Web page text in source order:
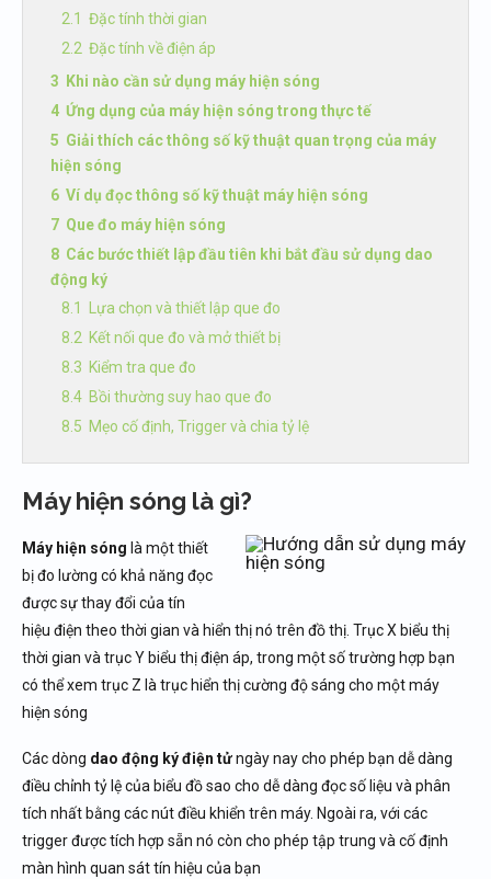
Đặc tính thời gian
Đặc tính về điện áp
Khi nào cần sử dụng máy hiện sóng
Ứng dụng của máy hiện sóng trong thực tế
Giải thích các thông số kỹ thuật quan trọng của máy
hiện sóng
Ví dụ đọc thông số kỹ thuật máy hiện sóng
Que đo máy hiện sóng
Các bước thiết lập đầu tiên khi bắt đầu sử dụng dao
động ký
Lựa chọn và thiết lập que đo
Kết nối que đo và mở thiết bị
Kiểm tra que đo
Bồi thường suy hao que đo
Mẹo cố định, Trigger và chia tỷ lệ
Máy hiện sóng là gì?
Máy hiện sóng là một thiết
bị đo lường có khả năng đọc
được sự thay đổi của tín
hiệu điện theo thời gian và hiển thị nó trên đồ thị. Trục X biểu thị
thời gian và trục Y biểu thị điện áp, trong một số trường hợp bạn
có thể xem trục Z là trục hiển thị cường độ sáng cho một máy
hiện sóng
Các dòng dao động ký điện tửngày nay cho phép bạn dễ dàng
điều chỉnh tỷ lệ của biểu đồ sao cho dễ dàng đọc số liệu và phân
tích nhất bằng các nút điều khiển trên máy. Ngoài ra, với các
trigger được tích hợp sẵn nó còn cho phép tập trung và cố định
màn hình quan sát tín hiệu của bạn